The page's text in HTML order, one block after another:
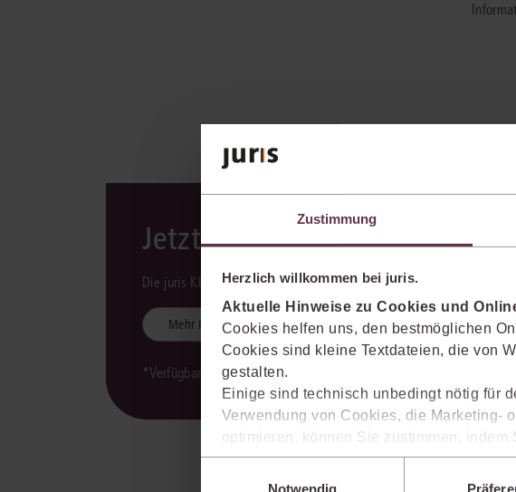
Zustimmung
Herzlich willkommen bei juris.
Aktuelle Hinweise zu Cookies und
Cookies helfen uns, den bestmöglichen
Cookies sind kleine Textdateien, die von
gestalten.
Einige sind technisch unbedingt nötig für
Verwendung von Cookies, die Marketing-
optimieren, können Sie zustimmen, indem
sich auch damit einverstanden, dass die
die USA) übermittelt werden, die ein
Notwendig
Jetzt mit KI-Unterstützung*
Die juris KI-Suite ist integraler Bestandteil des juris Portals.
Mehr Informationen
*Verfügbarkeit der juris KI-Suite kann variieren. Separates Angebot